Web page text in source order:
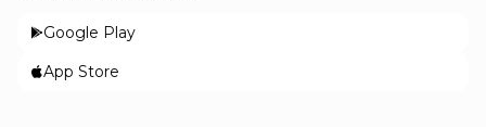
Google Play
App Store